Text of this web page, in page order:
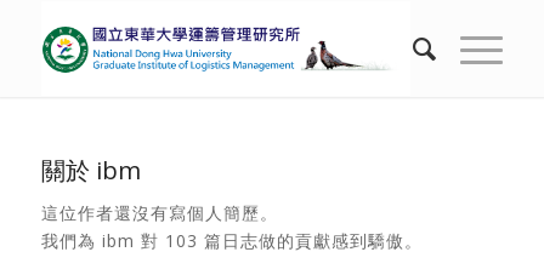
關於 ibm
這位作者還沒有寫個人簡歷。
我們為 ibm 對 103 篇日志做的貢獻感到驕傲。